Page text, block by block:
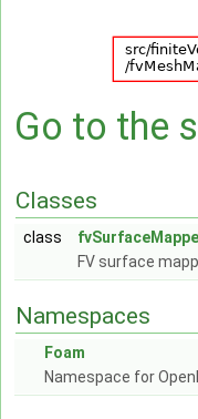
Go to the
Classes
class
FV surface
Namespaces
Foam
Namespace for